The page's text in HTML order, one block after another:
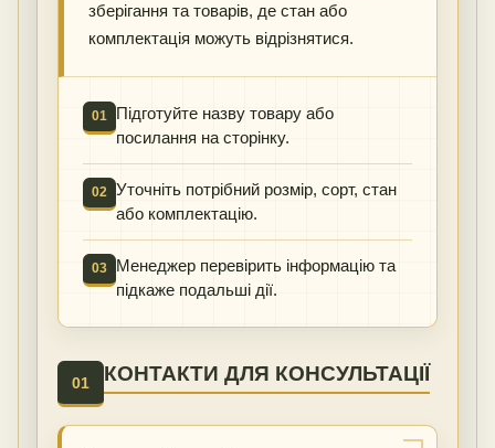
зберігання та товарів, де стан або
комплектація можуть відрізнятися.
01
Підготуйте назву товару або
посилання на сторінку.
02 Уточніть потрібний розмір, сорт, стан
або комплектацію.
03
Менеджер перевірить інформацію та
підкаже подальші дії.
01 КОНТАКТИ ДЛЯ КОНСУЛЬТАЦІЇ